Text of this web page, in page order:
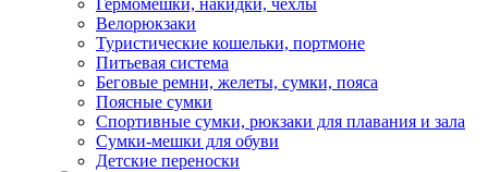
Гермомешки, накидки, чехлы
Велорюкзаки
Туристические кошельки, портмоне
Питьевая система
Беговые ремни, желеты, сумки, пояса
Поясные сумки
Спортивные сумки, рюкзаки для плавания и зала
Сумки-мешки для обуви
Детские переноски